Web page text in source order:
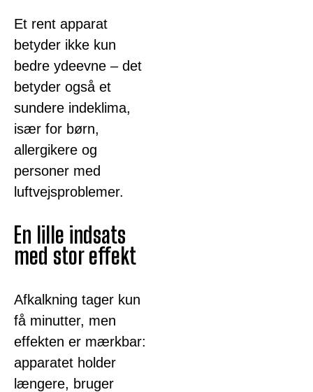
Et rent apparat
betyder ikke kun
bedre ydeevne – det
betyder også et
sundere indeklima,
især for børn,
allergikere og
personer med
luftvejsproblemer.
En lille indsats
med stor effekt
Afkalkning tager kun
få minutter, men
effekten er mærkbar:
apparatet holder
længere, bruger